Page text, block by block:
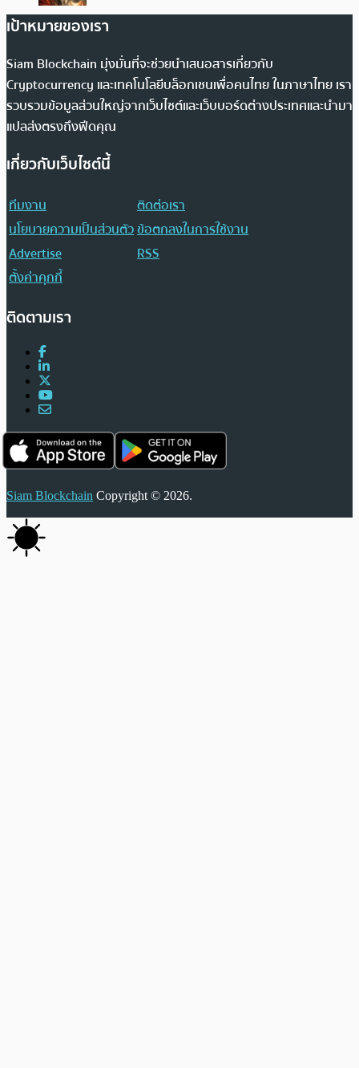
เป้าหมายของเรา
Siam Blockchain มุ่งมั่นที่จะช่วยนำเสนอสารเกี่ยวกับ
Cryptocurrency และเทคโนโลยีบล็อกเชนเพื่อคนไทย ในภาษาไทย เรา
รวบรวมข้อมูลส่วนใหญ่จากเว็บไซต์และเว็บบอร์ดต่างประเทศและนำมา
แปลส่งตรงถึงฟีดคุณ
เกี่ยวกับเว็บไซต์นี้
ทีมงาน
ติดต่อเรา
นโยบายความเป็นส่วนตัวข้อตกลงในการใช้งาน
Advertise
RSS
ตั้งค่าคุกกี้
ติดตามเรา
Siam Blockchain Copyright © 2026.